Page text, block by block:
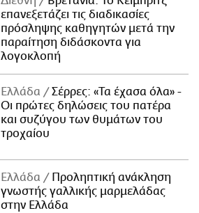
επανεξετάζει τις διαδικασίες
πρόσληψης καθηγητών μετά την
παραίτηση διδάσκοντα για
λογοκλοπή
Ελλάδα
Σέρρες: «Τα έχασα όλα» -
Οι πρώτες δηλώσεις του πατέρα
και συζύγου των θυμάτων του
τροχαίου
Ελλάδα
Προληπτική ανάκληση
γνωστής γαλλικής μαρμελάδας
στην Ελλάδα